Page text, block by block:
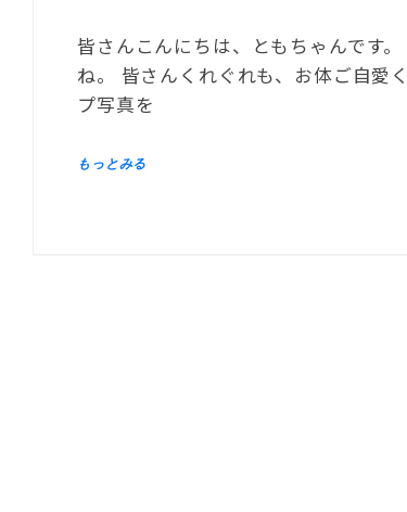
皆さんこんにちは、ともちゃんです
ね。 皆さんくれぐれも、お体ご自
プ写真を